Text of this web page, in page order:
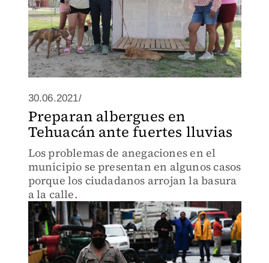
30.06.2021/
Preparan albergues en
Tehuacán ante fuertes lluvias
Los problemas de anegaciones en el
municipio se presentan en algunos casos
porque los ciudadanos arrojan la basura
a la calle.